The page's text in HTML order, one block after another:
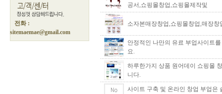
전화 :
sitemaemae@gmail.com
공서,쇼핑몰창업,쇼핑몰제작및
소자본매장창업,쇼핑몰창업,매장창
안정적인 나만의 유료 부업사이트
요.
하루한가지 상품 원어데이 쇼핑몰
니다.
사이트 구축 및 온라인 창업 부업은